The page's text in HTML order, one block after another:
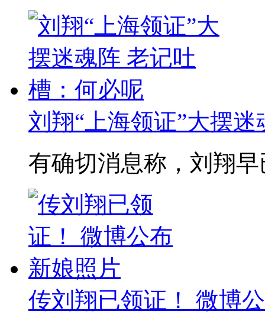
刘翔“上海领证”大摆迷
有确切消息称，刘翔
传刘翔已领证！ 微博